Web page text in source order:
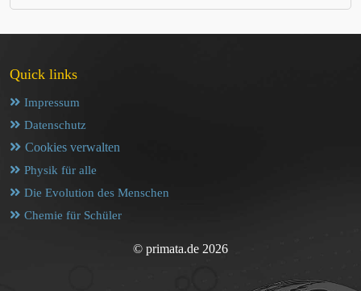
Quick links
Impressum
Datenschutz
Cookies verwalten
Physik für alle
Die Evolution des Menschen
Chemie für Schüler
© primata.de 2026